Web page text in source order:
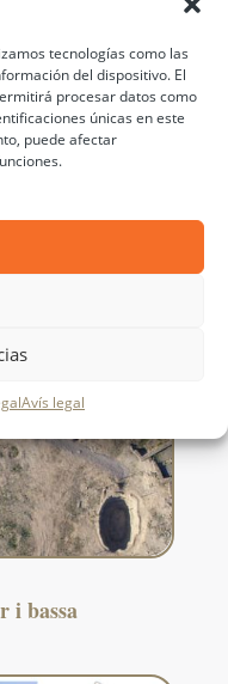
tecnologías como las
del dispositivo. El
procesar datos como
únicas en este
puede afectar
Avís legal
poblat
i bassa